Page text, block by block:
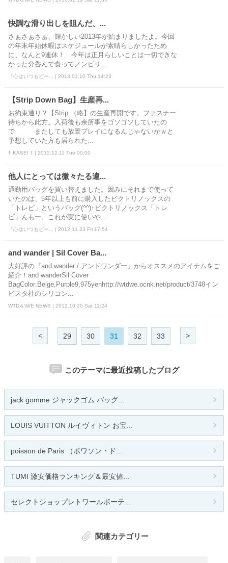
快調な滑り出しを阻んだ、...
さぁさぁさぁ、輝かしい2013年が始まりましたよ。今回
の年末年始休暇はスケジュールが素晴らしかったため
に、なんと9連休！ 今年は正月らしいことは一切できな
かった分呑んで食ってノンビリ...
『心はいつもピー... | 2013.01.10 Thu 14:23
【Strip Down Bag】生産再...
お約束通り？【Strip （略】の生産再開です。ファスナー
待ちから此方。入荷後も余所事をゴソゴソしていたの
で またしても放置プレイになるんじゃないかｗと
予想していた方も居られた...
† KASEI † | 2012.12.11 Tue 00:00
他人にとっては微々たる違...
通勤用バッグを買い替えました。因みにそれまで使って
いたのは、5年以上も前に購入したビクトリノックスの
「トレビ」というバッグ(^^)↑ビクトリノックス「トレ
ビ」んもー、これが実に使いや...
『心はいつもピー... | 2012.11.23 Fri 17:54
and wander | Sil Cover Ba...
大好評の『and wander / アンドワンダー』からオススメのアイテムをご
紹介！and wanderSil Cover
BagColor:Beige,Purple9,975yenhttp://wtdwe.ocnk.net/product/3748イン
ビスタ社のシリコン...
WTD＆W/E NEWS | 2012.10.20 Sat 11:24
< 29 30 31 32 33 >
このテーマに最近投稿したブログ
jack gomme ジャックゴム バッグ...
LOUIS VUITTON ルイヴィトン お宝...
poisson de Paris （ポワソン・ド...
TUMI 激安価格ランキング＆最安値...
セレクトショップレトワールボーテ...
関連カテゴリー